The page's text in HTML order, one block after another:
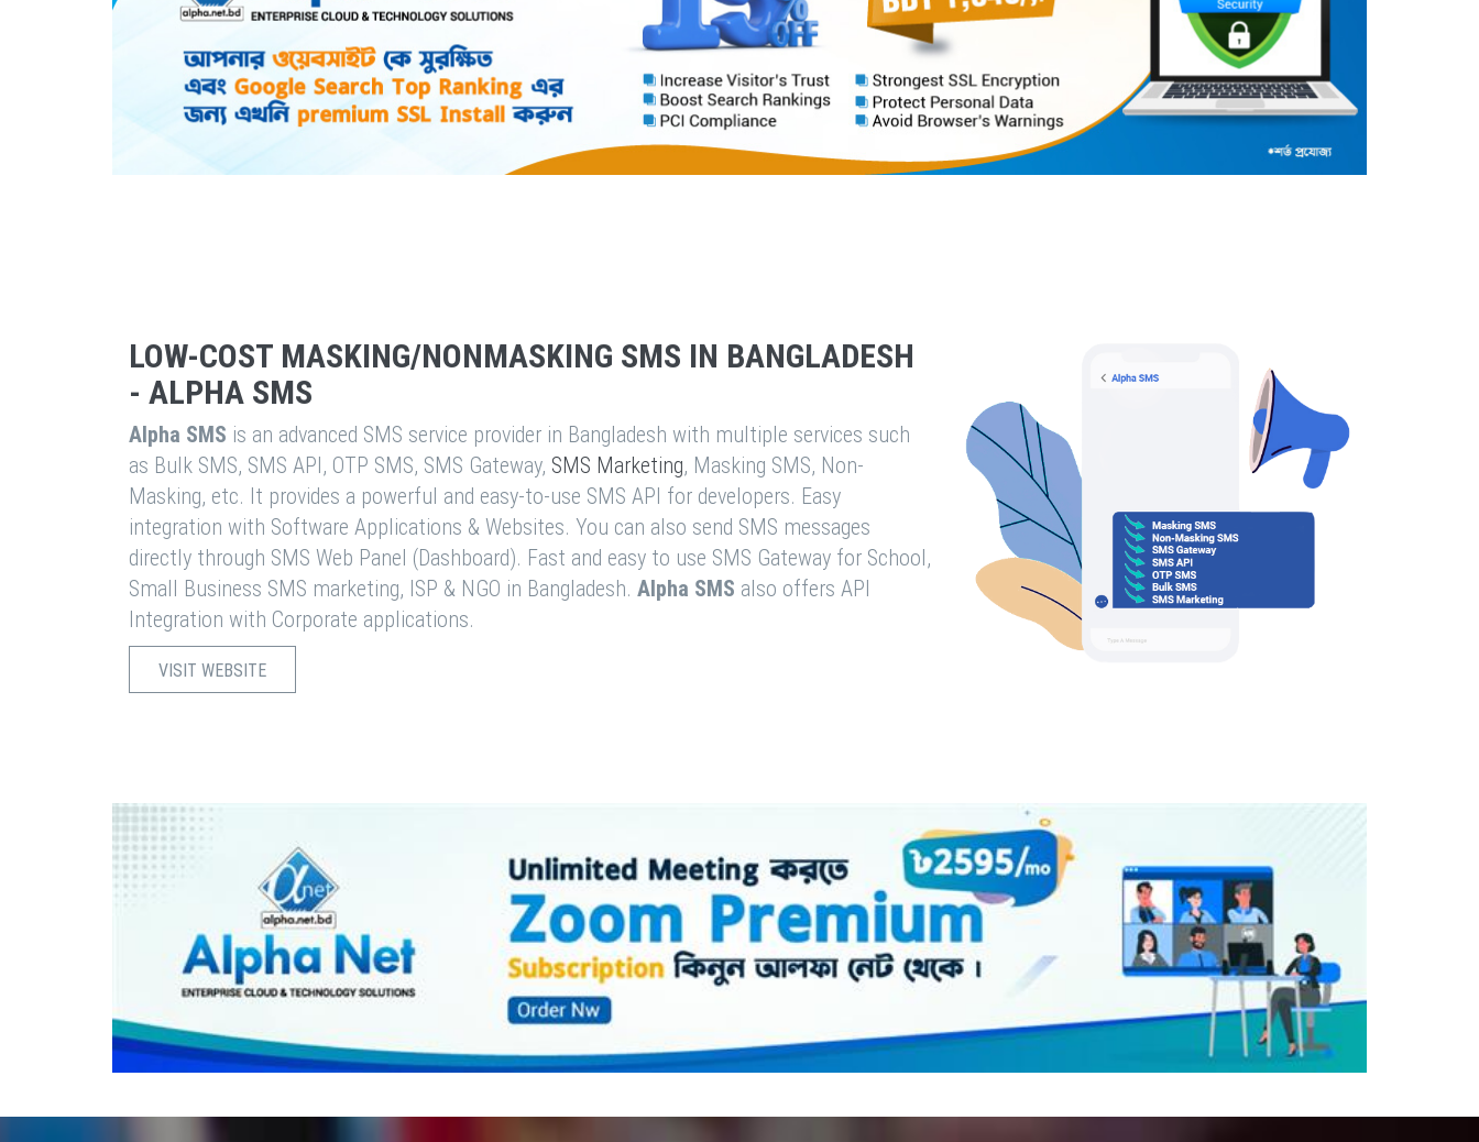
LOW-COST MASKING/NONMASKING SMS IN BANGLADESH
- ALPHA SMS
Alpha SMS is an advanced SMS service provider in Bangladesh with multiple services such
as Bulk SMS, SMS API, OTP SMS, SMS Gateway, SMS Marketing, Masking SMS, Non-
Masking, etc. It provides a powerful and easy-to-use SMS API for developers. Easy
integration with Software Applications & Websites. You can also send SMS messages
directly through SMS Web Panel (Dashboard). Fast and easy to use SMS Gateway for School,
Small Business SMS marketing, ISP & NGO in Bangladesh. Alpha SMS also offers API
Integration with Corporate applications.
VISIT WEBSITE